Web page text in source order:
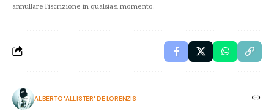
annullare l'iscrizione in qualsiasi momento.
ALBERTO "ALLISTER" DE LORENZIS